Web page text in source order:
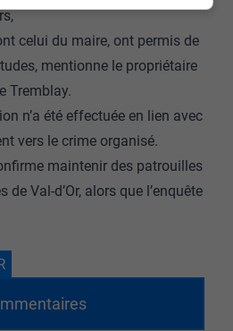
celui du maire, ont permis de
mentionne le propriétaire
Tremblay.
n’a été effectuée en lien avec
vers le crime organisé.
maintenir des patrouilles
Val-d’Or, alors que l’enquête